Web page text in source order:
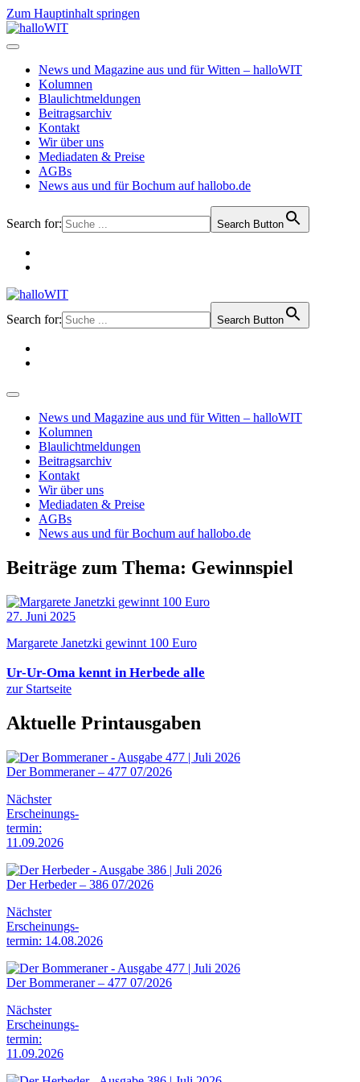
Zum Hauptinhalt springen
News und Magazine aus und für Witten – halloWIT
Kolumnen
Blaulichtmeldungen
Beitragsarchiv
Kontakt
Wir über uns
Mediadaten & Preise
AGBs
News aus und für Bochum auf hallobo.de
Search for: Search Button
Search for: Search Button
News und Magazine aus und für Witten – halloWIT
Kolumnen
Blaulichtmeldungen
Beitragsarchiv
Kontakt
Wir über uns
Mediadaten & Preise
AGBs
News aus und für Bochum auf hallobo.de
Beiträge zum Thema: Gewinnspiel
27. Juni 2025
Margarete Janetzki gewinnt 100 Euro
Ur-Ur-Oma kennt in Herbede alle
zur Startseite
Aktuelle Printausgaben
Der Bommeraner – 477 07/2026
Nächster
Erscheinungs-
termin:
11.09.2026
Der Herbeder – 386 07/2026
Nächster
Erscheinungs-
termin: 14.08.2026
Der Bommeraner – 477 07/2026
Nächster
Erscheinungs-
termin:
11.09.2026